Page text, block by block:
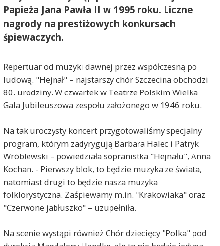
Papieża Jana Pawła II w 1995 roku. Liczne
nagrody na prestiżowych konkursach
śpiewaczych.
Repertuar od muzyki dawnej przez współczesną po
ludową. "Hejnał" – najstarszy chór Szczecina obchodzi
80. urodziny. W czwartek w Teatrze Polskim Wielka
Gala Jubileuszowa zespołu założonego w 1946 roku.
Na tak uroczysty koncert przygotowaliśmy specjalny
program, którym zadyrygują Barbara Halec i Patryk
Wróblewski – powiedziała sopranistka "Hejnału", Anna
Kochan. - Pierwszy blok, to będzie muzyka ze świata,
natomiast drugi to będzie nasza muzyka
folklorystyczna. Zaśpiewamy m.in. "Krakowiaka" oraz
"Czerwone jabłuszko" – uzupełniła.
Na scenie wystąpi również Chór dziecięcy "Polka" pod